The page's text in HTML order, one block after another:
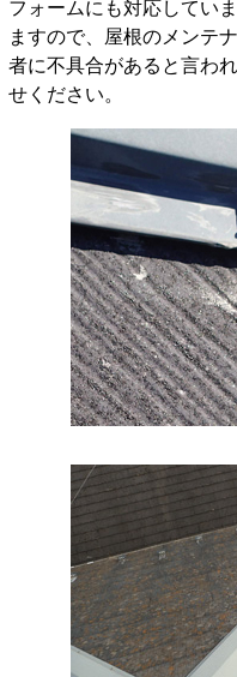
フォームにも対応してい
ますので、屋根のメンテ
者に不具合があると言わ
せください。